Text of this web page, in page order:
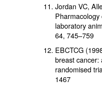
Jordan VC,
laboratory
64, 745–759
EBCTCG
breast cancer:
randomised
1467